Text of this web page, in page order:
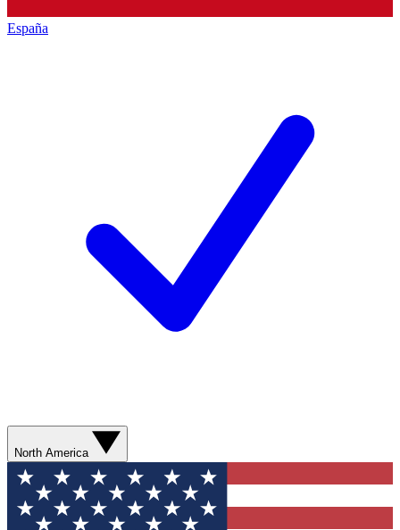
España
North America